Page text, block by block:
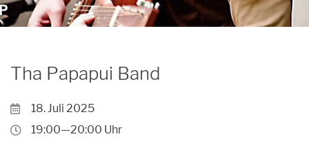
Archiv
Unpluggedival Fête 2026
Übersicht
Caroussel
Kontakt
Tha Papapui Band
18. Juli 2025
19:00—20:00 Uhr